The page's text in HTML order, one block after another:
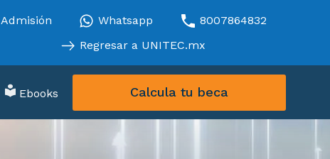
Admisión Whatsapp
8007864832
Regresar a UNITEC.mx
Ebooks Calcula tu beca